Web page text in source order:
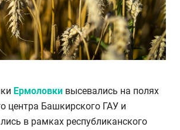
Ермоловки высевались на полях
центра Башкирского ГАУ и
в рамках республиканского